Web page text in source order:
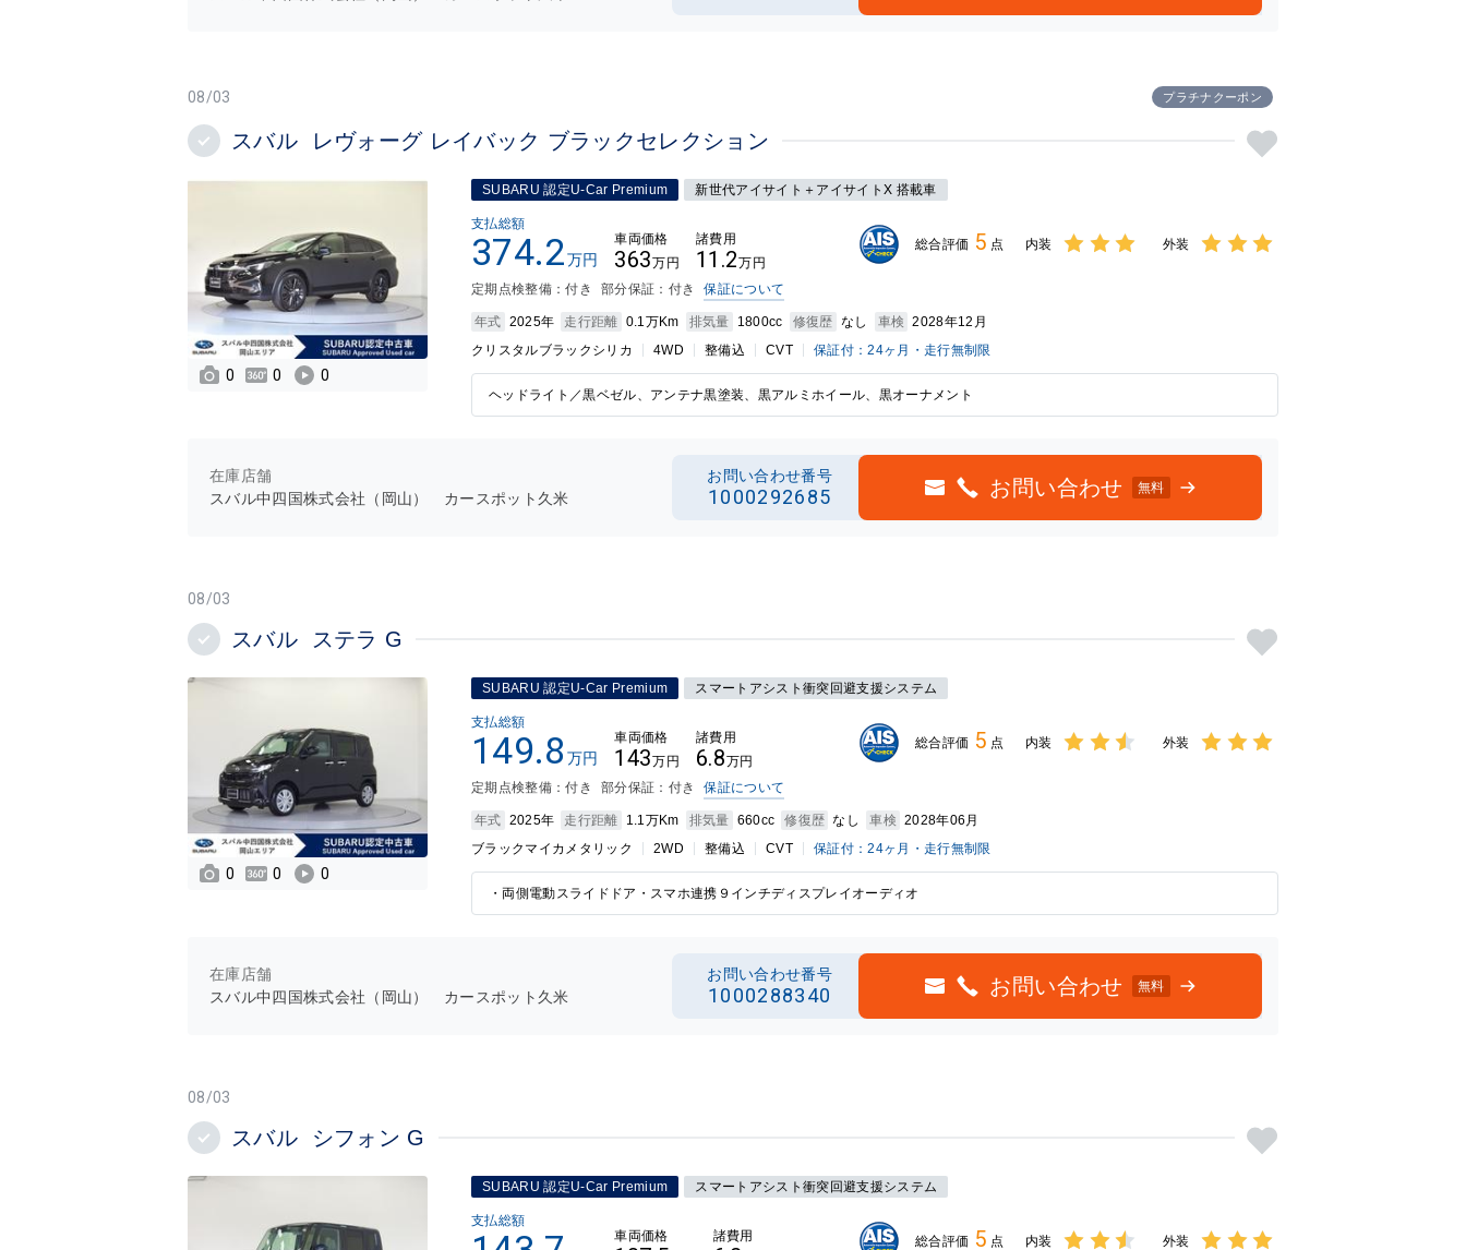
08/03 プラチナクーポン
スバル レヴォーグ レイバック ブラックセレクション
0 0 0
SUBARU 認定U-Car Premium 新世代アイサイト＋アイサイトX 搭載車
支払総額
374.2万円
車両価格
363万円
諸費用
11.2万円
総合評価 5 点 内装 外装
定期点検整備：付き 部分保証：付き 保証について
年式 2025年 走行距離 0.1万Km 排気量 1800cc 修復歴 なし 車検 2028年12月
クリスタルブラックシリカ
4WD 整備込 CVT 保証付：24ヶ月・走行無制限
ヘッドライト／黒ベゼル、アンテナ黒塗装、黒アルミホイール、黒オーナメント
在庫店舗
スバル中四国株式会社（岡山） カースポット久米
お問い合わせ番号
1000292685 お問い合わせ 無料
08/03
スバル ステラ G
0 0 0
SUBARU 認定U-Car Premium スマートアシスト衝突回避支援システム
支払総額
149.8 万円
車両価格
143万円
諸費用
6.8万円
総合評価 5 点 内装 外装
定期点検整備：付き 部分保証：付き 保証について
年式 2025年 走行距離 1.1万Km 排気量 660cc 修復歴 なし 車検 2028年06月
ブラックマイカメタリック
2WD 整備込 CVT 保証付：24ヶ月・走行無制限
・両側電動スライドドア・スマホ連携９インチディスプレイオーディオ
在庫店舗
スバル中四国株式会社（岡山） カースポット久米
お問い合わせ番号
1000288340 お問い合わせ 無料
08/03
スバル シフォン G
SUBARU 認定U-Car Premium スマートアシスト衝突回避支援システム
支払総額
車両価格 諸費用 総合評価 5 点 内装 外装